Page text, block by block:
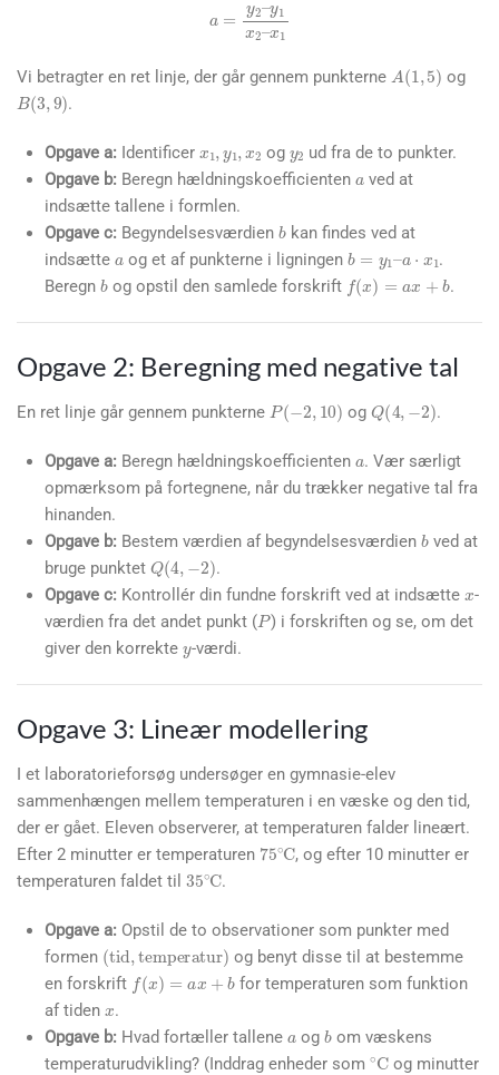
Vi betragter en ret linje, der går gennem punkterne A (1,5 og
B(3,9)
.
Opgave a: Identificer og
ud fra de to punkter.
Opgave b: Beregn hældningskoefficienten
a
ved at
indsætte tallene i formlen.
Opgave c: Begyndelsesværdien kan findes ved at
indsætte
a
og et af punkterne i ligningen
b=y1–a
.
Beregn
b
og opstil den samlede forskrift f( x)= a x+b.
Opgave 2: Beregning med negative tal
En ret linje går gennem punkterne P( −2,10 ogQ(4 −2.
Opgave a: Beregn hældningskoefficienten
. Vær særligt
opmærksom på fortegnene, når du trækker negative tal fra
hinanden.
Opgave b: Bestem værdien af begyndelsesværdien ved at
bruge punktet Q(4,−2)
.
Opgave c: Kontrollér din fundne forskrift ved at indsætte
-
værdien fra det andet punkt (
P
) i forskriften og se, om det
giver den korrekte
y
-værdi.
Opgave 3: Lineær modellering
I et laboratorieforsøg undersøger en gymnasie-elev
sammenhængen mellem temperaturen i en væske og den tid,
der er gået. Eleven observerer, at temperaturen falder lineært.
Efter 2 minutter er temperaturen 75∘C
, og efter 10 minutter er
temperaturen faldet til
35∘C
.
Opgave a: Opstil de to observationer som punkter med
formen (tid,temperatur)
og benyt disse til at bestemme
en forskrift f(x)=ax+bfor temperaturen som funktion
af tiden
x
.
Opgave b: Hvad fortæller tallene og om væskens
temperaturudvikling? (Inddrag enheder som
∘C
og minutter